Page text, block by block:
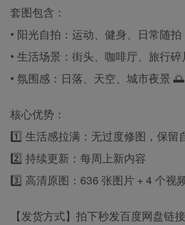
套图包含：
• 阳光自拍：运动、健身、日常随拍
• 生活场景：街头、咖啡厅、旅行碎
• 氛围感：日落、天空、城市夜景 🌅
核心优势：
1️⃣ 生活感拉满：无过度修图，保留
2️⃣ 持续更新：每周上新内容
3️⃣ 高清原图：636 张图片 + 4 个视
【发货方式】拍下秒发百度网盘链接